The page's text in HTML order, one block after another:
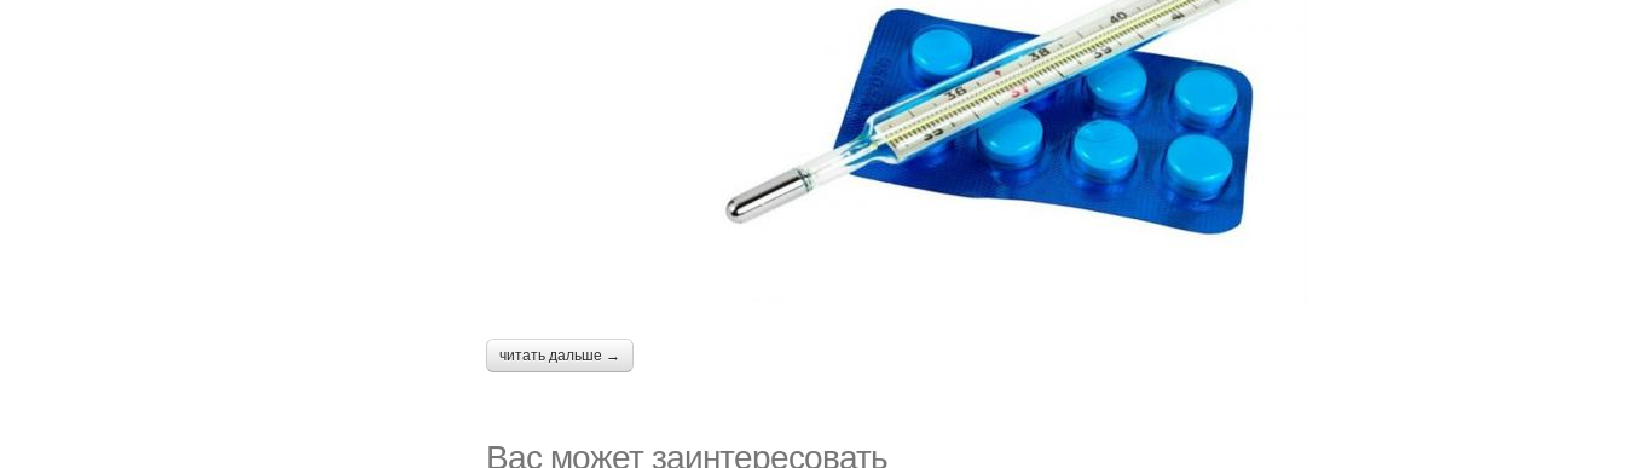
читать дальше →
Вас может заинтересовать